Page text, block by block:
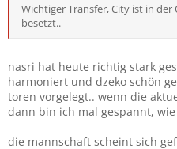
Wichtiger Transfer, City ist in
besetzt..
nasri hat heute richtig stark
harmoniert und dzeko schön
toren vorgelegt.. wenn die
dann bin ich mal gespannt,
die mannschaft scheint sich